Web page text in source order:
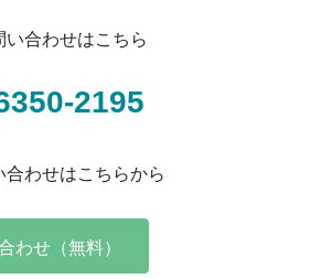
い合わせはこちら
2195
合わせはこちらから
わせ（無料）